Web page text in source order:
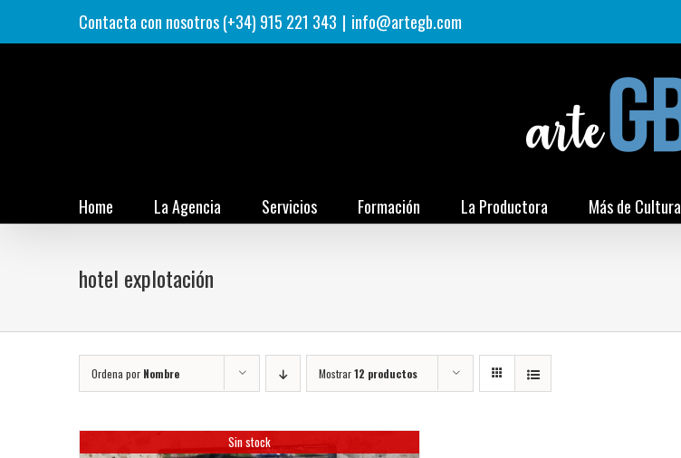
al
Contacta con nosotros (+34) 915 221 343 | info@artegb.com
Home La Agencia Servicios Formación La Productora Más de Cultura
hotel explotación
Ordena por Nombre Mostrar12 productos
Sin stock